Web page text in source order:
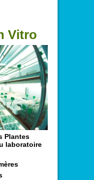
Vitro
Plantes
laboratoire